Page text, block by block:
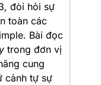
đòi hỏi sự
toàn các
Bài đọc
trong đơn vị
cung
cảnh tự sự